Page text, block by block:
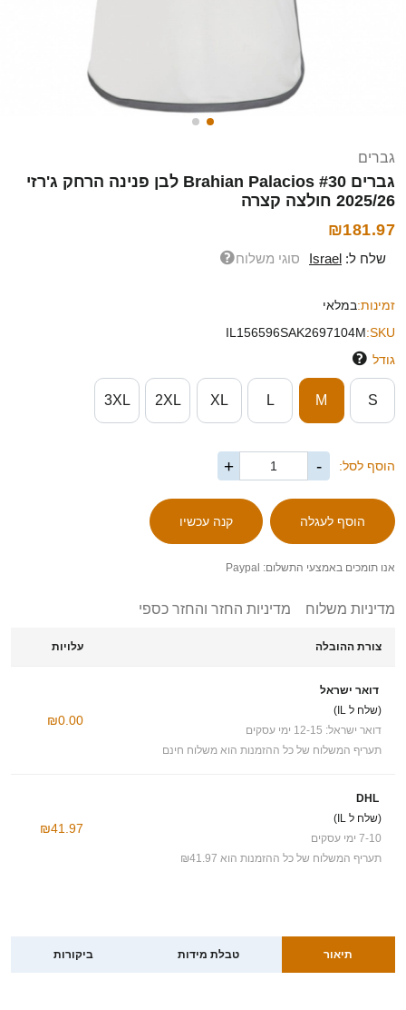
גברים
גברים Brahian Palacios #30 לבן פנינה הרחק ג'רזי
2025/26 חולצה קצרה
₪181.97
שלח ל: Israel סוגי משלוח
זמינות:במלאי
SKU:
IL156596SAK2697104M
גודל
S
M
L
XL
2XL
3XL
הוסף לסל: -
+
אנו תומכים באמצעי התשלום: Paypal
מדיניות משלוח מדיניות החזר והחזר כספי
צורת ההובלה עלויות
דואר ישראל
(שלח ל IL)
דואר ישראל: 12-15 ימי עסקים
תעריף המשלוח של כל ההזמנות הוא משלוח חינם
₪0.00
DHL
(שלח ל IL)
7-10 ימי עסקים
תעריף המשלוח של כל ההזמנות הוא ₪41.97
₪41.97
תיאור טבלת מידות ביקורות